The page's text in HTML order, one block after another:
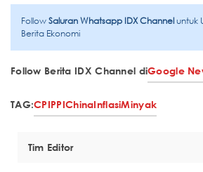
FollowSaluran Whatsapp IDX Channeluntuk
Berita Ekonomi
Follow Berita IDX Channel diGoogle
TAG:CPIPPIChinaInflasiMinyak
Tim Editor